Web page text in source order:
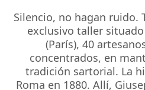
Silencio, no hagan ruido.
exclusivo taller
(París), 40
concentrados, en
tradición sartorial. La
Roma en 1880. Allí,